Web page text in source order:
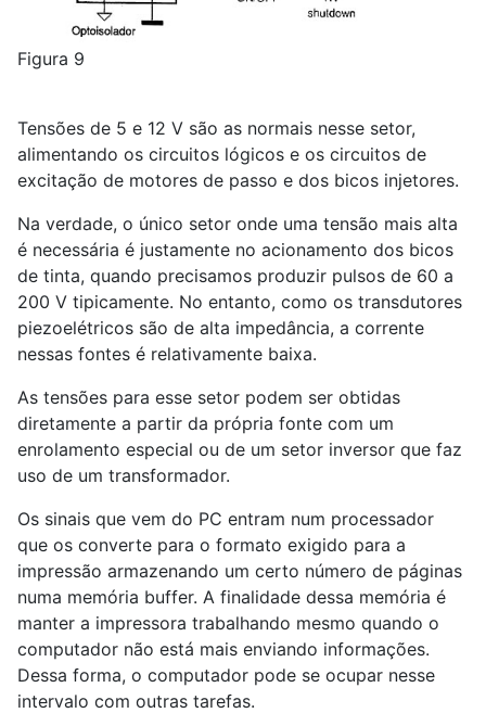
Figura 9
Tensões de 5 e 12 V são as normais nesse setor,
alimentando os circuitos lógicos e os circuitos de
excitação de motores de passo e dos bicos injetores.
Na verdade, o único setor onde uma tensão mais alta
é necessária é justamente no acionamento dos bicos
de tinta, quando precisamos produzir pulsos de 60 a
200 V tipicamente. No entanto, como os transdutores
piezoelétricos são de alta impedância, a corrente
nessas fontes é relativamente baixa.
As tensões para esse setor podem ser obtidas
diretamente a partir da própria fonte com um
enrolamento especial ou de um setor inversor que faz
uso de um transformador.
Os sinais que vem do PC entram num processador
que os converte para o formato exigido para a
impressão armazenando um certo número de páginas
numa memória buffer. A finalidade dessa memória é
manter a impressora trabalhando mesmo quando o
computador não está mais enviando informações.
Dessa forma, o computador pode se ocupar nesse
intervalo com outras tarefas.